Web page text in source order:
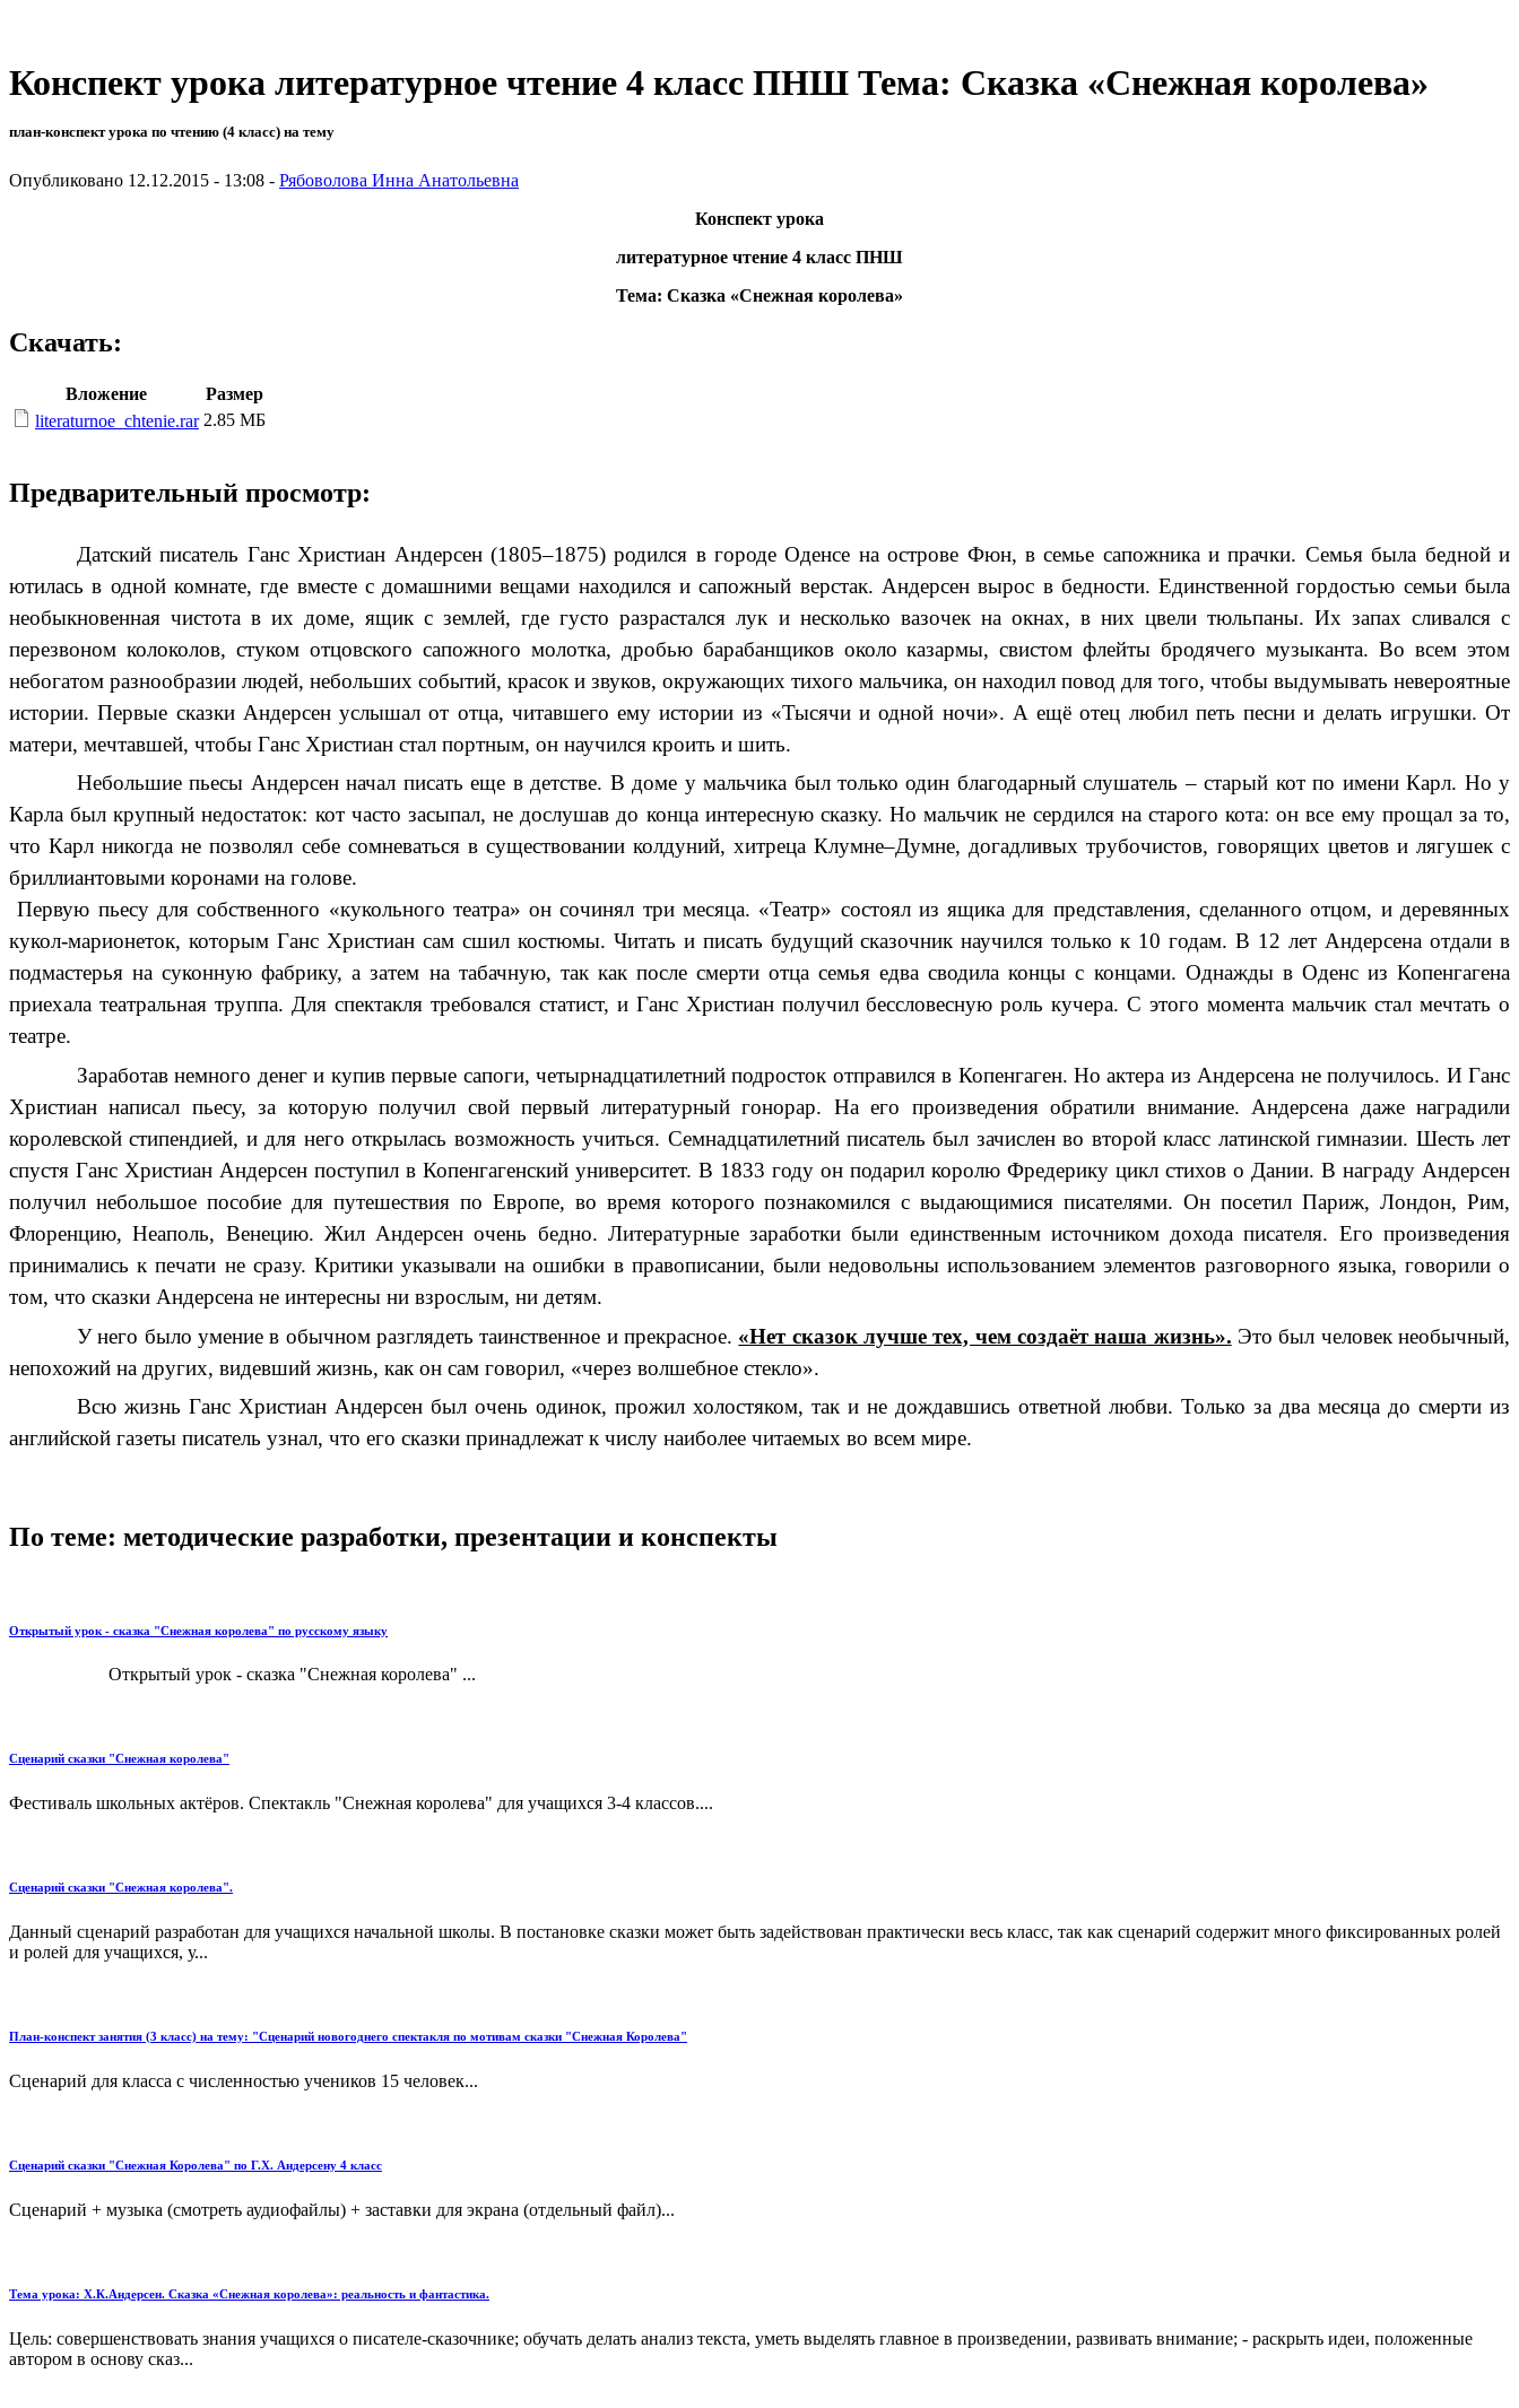
Конспект урока литературное чтение 4 класс ПНШ Тема: Сказка «Снежная королева»
план-конспект урока по чтению (4 класс) на тему
Опубликовано 12.12.2015 - 13:08 - Рябоволова Инна Анатольевна
Конспект урока
литературное чтение 4 класс ПНШ
Тема: Сказка «Снежная королева»
Скачать:
Вложение
Размер
literaturnoe_chtenie.rar 2.85 МБ
Предварительный просмотр:
Датский писатель Ганс Христиан Андерсен (1805–1875) родился в городе Оденсе на острове Фюн, в семье сапожника и прачки. Семья была бедной и
ютилась в одной комнате, где вместе с домашними вещами находился и сапожный верстак. Андерсен вырос в бедности. Единственной гордостью семьи была
необыкновенная чистота в их доме, ящик с землей, где густо разрастался лук и несколько вазочек на окнах, в них цвели тюльпаны. Их запах сливался с
перезвоном колоколов, стуком отцовского сапожного молотка, дробью барабанщиков около казармы, свистом флейты бродячего музыканта. Во всем этом
небогатом разнообразии людей, небольших событий, красок и звуков, окружающих тихого мальчика, он находил повод для того, чтобы выдумывать невероятные
истории. Первые сказки Андерсен услышал от отца, читавшего ему истории из «Тысячи и одной ночи». А ещё отец любил петь песни и делать игрушки. От
матери, мечтавшей, чтобы Ганс Христиан стал портным, он научился кроить и шить.
Небольшие пьесы Андерсен начал писать еще в детстве. В доме у мальчика был только один благодарный слушатель – старый кот по имени Карл. Но у
Карла был крупный недостаток: кот часто засыпал, не дослушав до конца интересную сказку. Но мальчик не сердился на старого кота: он все ему прощал за то,
что Карл никогда не позволял себе сомневаться в существовании колдуний, хитреца Клумне–Думне, догадливых трубочистов, говорящих цветов и лягушек с
бриллиантовыми коронами на голове.
Первую пьесу для собственного «кукольного театра» он сочинял три месяца. «Театр» состоял из ящика для представления, сделанного отцом, и деревянных
кукол-марионеток, которым Ганс Христиан сам сшил костюмы. Читать и писать будущий сказочник научился только к 10 годам. В 12 лет Андерсена отдали в
подмастерья на суконную фабрику, а затем на табачную, так как после смерти отца семья едва сводила концы с концами. Однажды в Оденс из Копенгагена
приехала театральная труппа. Для спектакля требовался статист, и Ганс Христиан получил бессловесную роль кучера. С этого момента мальчик стал мечтать о
театре.
Заработав немного денег и купив первые сапоги, четырнадцатилетний подросток отправился в Копенгаген. Но актера из Андерсена не получилось. И Ганс
Христиан написал пьесу, за которую получил свой первый литературный гонорар. На его произведения обратили внимание. Андерсена даже наградили
королевской стипендией, и для него открылась возможность учиться. Семнадцатилетний писатель был зачислен во второй класс латинской гимназии. Шесть лет
спустя Ганс Христиан Андерсен поступил в Копенгагенский университет. В 1833 году он подарил королю Фредерику цикл стихов о Дании. В награду Андерсен
получил небольшое пособие для путешествия по Европе, во время которого познакомился с выдающимися писателями. Он посетил Париж, Лондон, Рим,
Флоренцию, Неаполь, Венецию. Жил Андерсен очень бедно. Литературные заработки были единственным источником дохода писателя. Его произведения
принимались к печати не сразу. Критики указывали на ошибки в правописании, были недовольны использованием элементов разговорного языка, говорили о
том, что сказки Андерсена не интересны ни взрослым, ни детям.
У него было умение в обычном разглядеть таинственное и прекрасное. «Нет сказок лучше тех, чем создаёт наша жизнь». Это был человек необычный,
непохожий на других, видевший жизнь, как он сам говорил, «через волшебное стекло».
Всю жизнь Ганс Христиан Андерсен был очень одинок, прожил холостяком, так и не дождавшись ответной любви. Только за два месяца до смерти из
английской газеты писатель узнал, что его сказки принадлежат к числу наиболее читаемых во всем мире.
По теме: методические разработки, презентации и конспекты
Открытый урок - сказка "Снежная королева" по русскому языку
Открытый урок - сказка "Снежная королева" ...
Сценарий сказки "Снежная королева"
Фестиваль школьных актёров. Спектакль "Снежная королева" для учащихся 3-4 классов....
Сценарий сказки "Снежная королева".
Данный сценарий разработан для учащихся начальной школы. В постановке сказки может быть задействован практически весь класс, так как сценарий содержит много фиксированных ролей
и ролей для учащихся, у...
План-конспект занятия (3 класс) на тему: "Сценарий новогоднего спектакля по мотивам сказки "Снежная Королева"
Сценарий для класса с численностью учеников 15 человек...
Сценарий сказки "Снежная Королева" по Г.Х. Андерсену 4 класс
Сценарий + музыка (смотреть аудиофайлы) + заставки для экрана (отдельный файл)...
Тема урока: Х.К.Андерсен. Сказка «Снежная королева»: реальность и фантастика.
Цель: совершенствовать знания учащихся о писателе-сказочнике; обучать делать анализ текста, уметь выделять главное в произведении, развивать внимание; - раскрыть идеи, положенные
автором в основу сказ...